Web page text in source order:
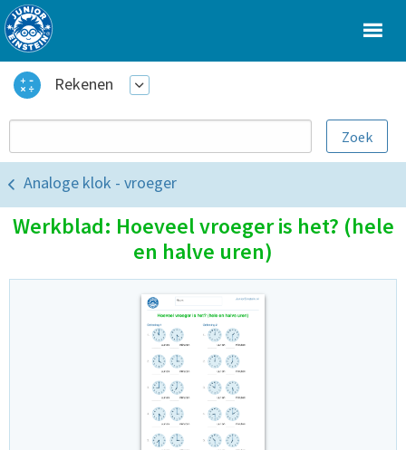
Rekenen
Analoge klok - vroeger
Werkblad: Hoeveel vroeger is het? (hele
en halve uren)